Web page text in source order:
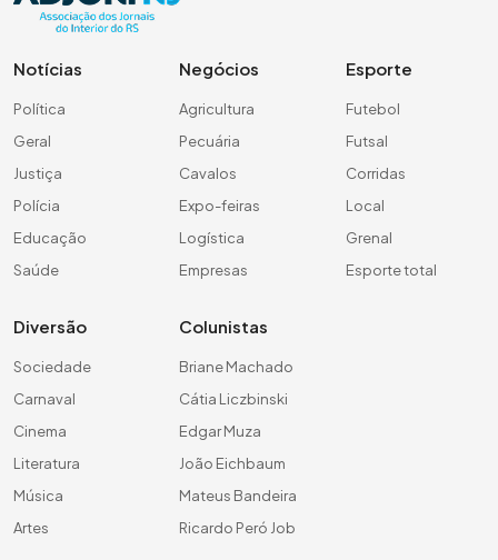
Notícias
Política
Geral
Justiça
Polícia
Educação
Saúde
Negócios
Agricultura
Pecuária
Cavalos
Expo-feiras
Logística
Empresas
Esporte
Futebol
Futsal
Corridas
Local
Grenal
Esporte total
Diversão
Sociedade
Carnaval
Cinema
Literatura
Música
Artes
Colunistas
Briane Machado
Cátia Liczbinski
Edgar Muza
João Eichbaum
Mateus Bandeira
Ricardo Peró Job